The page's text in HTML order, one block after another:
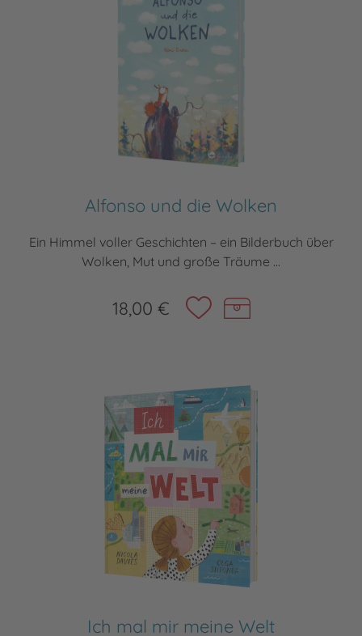
Alfonso und die Wolken
Ein Himmel voller Geschichten – ein Bilderbuch über
Wolken, Mut und große Träume ...
18,00 €
Ich mal mir meine Welt